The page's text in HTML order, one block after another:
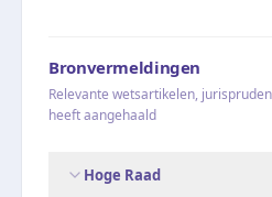
Bronvermeldingen
Relevante wetsartikelen,
heeft aangehaald
Hoge Raad